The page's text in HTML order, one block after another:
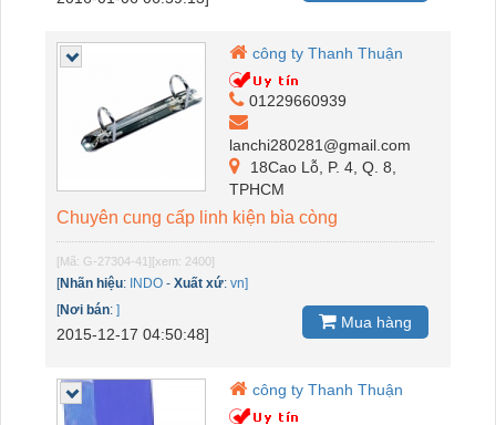
công ty Thanh Thuận
01229660939
lanchi280281@gmail.com
18Cao Lỗ, P. 4, Q. 8,
TPHCM
Chuyên cung cấp linh kiện bìa còng
[Mã: G-27304-41][xem: 2400]
[Nhãn hiệu: INDO - Xuất xứ: vn]
[Nơi bán: ]
2015-12-17 04:50:48]
Mua hàng
công ty Thanh Thuận